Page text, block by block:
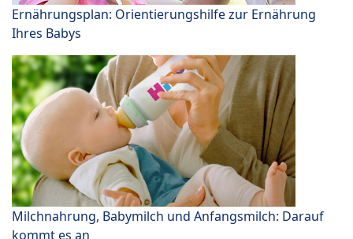
Ernährungsplan: Orientierungshilfe zur Ernährung
Ihres Babys
Milchnahrung, Babymilch und Anfangsmilch: Darauf
kommt es an